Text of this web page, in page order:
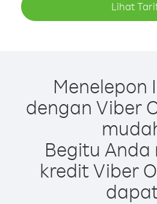
Lihat
Menelepon
dengan Viber
Begitu Anda
kredit Viber